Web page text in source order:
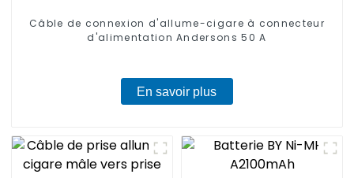
Câble de connexion d'allume-cigare à connecteur
d'alimentation Andersons 50 A
En savoir plus